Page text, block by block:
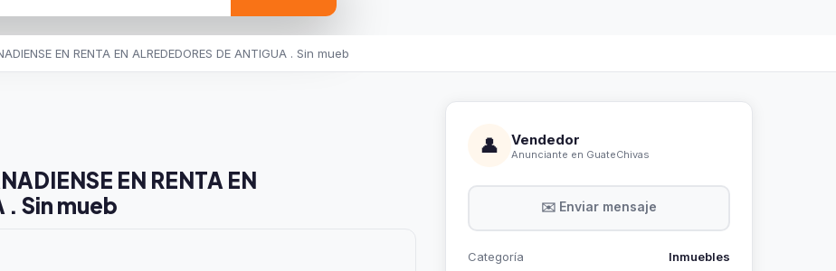
EN RENTA EN ALREDEDORES DE ANTIGUA . Sin mueb
EN RENTA EN
. Sin mueb
👤 Vendedor
Anunciante en GuateChivas
✉️ Enviar mensaje
Categoría
Inmuebles